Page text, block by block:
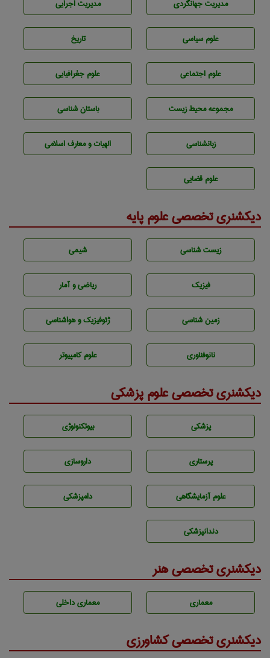
مديريت جهانگردی مديريت اجرايی
علوم سياسی تاريخ
علوم اجتماعی علوم جغرافيايی
مجموعه محيط زيست باستان شناسی
زبانشناسی الهیات و معارف اسلامی
علوم قضایی
دیکشنری تخصصی علوم پایه
زيست شناسی شيمی
فیزیک ریاضی و آمار
زمين شناسی ژئوفيزيك و هواشناسی
نانوفناوری علوم کامپیوتر
دیکشنری تخصصی علوم پزشکی
پزشكی بيوتكنولوژی
پرستاری داروسازی
علوم آزمايشگاهی دامپزشكی
دندانپزشكی
دیکشنری تخصصی هنر
معماری معماری داخلی
دیکشنری تخصصی کشاورزی